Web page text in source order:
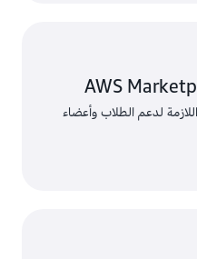
لدعم الطلاب وأعضاء